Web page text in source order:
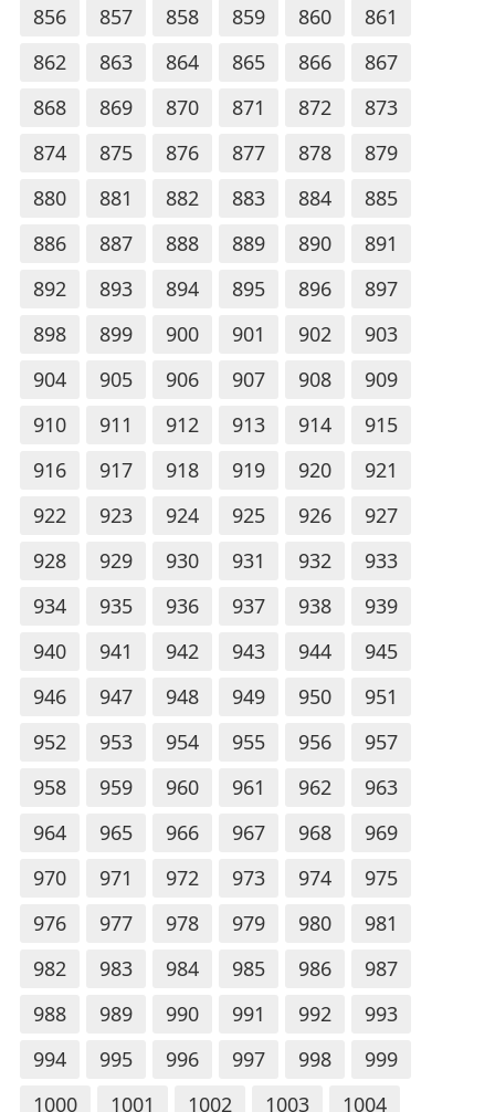
856
857 858 859 860
861
862
863 864 865 866
867
868
869 870 871 872
873
874
875 876 877 878
879
880
881 882 883 884
885
886
887 888 889 890
891
892
893 894 895 896
897
898
899 900 901 902
903
904
905 906 907 908
909
910
911 912 913 914
915
916
917 918 919 920
921
922
923 924 925 926
927
928
929 930 931 932
933
934
935 936 937 938
939
940
941 942 943 944
945
946
947 948 949 950
951
952
953 954 955 956
957
958
959 960 961 962
963
964
965 966 967 968
969
970
971 972 973 974
975
976
977 978 979 980
981
982
983 984 985 986
987
988
989 990 991 992
993
994
995 996 997 998
999
1000
1001 1002 1003 1004